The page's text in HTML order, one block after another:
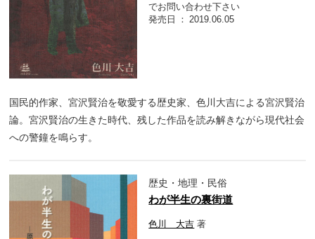
でお問い合わせ下さい
発売日
2019.06.05
国民的作家、宮沢賢治を敬愛する歴史家、色川大吉による宮沢賢治
論。宮沢賢治の生きた時代、残した作品を読み解きながら現代社会
への警鐘を鳴らす。
歴史・地理・民俗
わが半生の裏街道
色川 大吉 著